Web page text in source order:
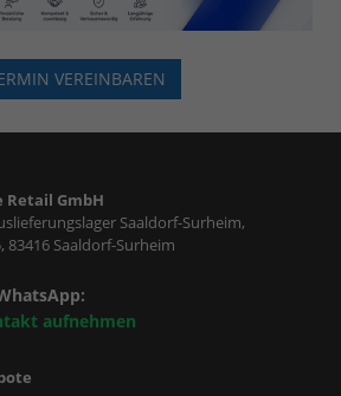
VEREINBAREN
Retail GmbH
Saaldorf-Surheim,
83416 Saaldorf-Surheim
aufnehmen